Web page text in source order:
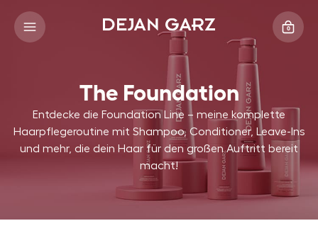
0
The Foundation
Entdecke die Foundation Line – meine komplette
Haarpflegeroutine mit Shampoo, Conditioner, Leave-Ins
und mehr, die dein Haar für den großen Auftritt bereit
macht!